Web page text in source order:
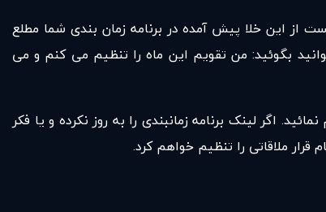
از این خلا پیش آمده در برنامه زمان بندی شما مطلع
بگوئید: من تقویم این ماه را تنظیم می کنم و می
اگر لینک برنامه زمانبندی را به روز نکرده و یا فکر
ملاقاتی را تنظیم خواهم کرد.